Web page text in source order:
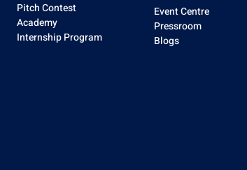
Pitch Contest
Academy
Internship Program
Event Centre
Pressroom
Blogs